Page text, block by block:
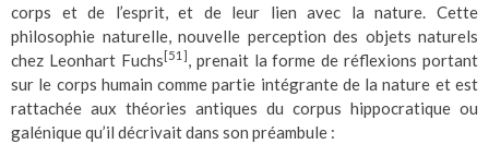
corps et de l’esprit, et de leur lien avec la nature. Cette
philosophie naturelle, nouvelle perception des objets naturels
chez Leonhart Fuchs [51] , prenait la forme de réflexions portant
sur le corps humain comme partie intégrante de la nature et est
rattachée aux théories antiques du corpus hippocratique ou
galénique qu’il décrivait dans son préambule :